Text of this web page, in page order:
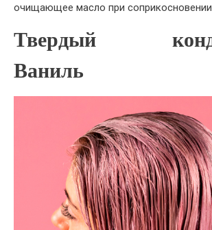
очищающее масло при
Твердый
Ваниль